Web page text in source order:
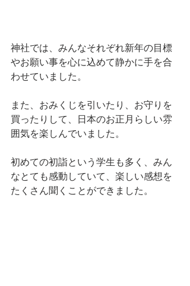
神社では、みんなそれぞれ新年の目標
やお願い事を心に込めて静かに手を合
わせていました。
また、おみくじを引いたり、お守りを
買ったりして、日本のお正月らしい雰
囲気を楽しんでいました。
初めての初詣という学生も多く、みん
なとても感動していて、楽しい感想を
たくさん聞くことができました。